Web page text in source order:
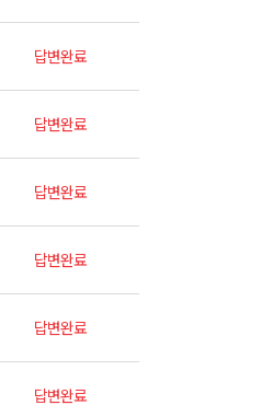
답변완료
답변완료
답변완료
답변완료
답변완료
답변완료